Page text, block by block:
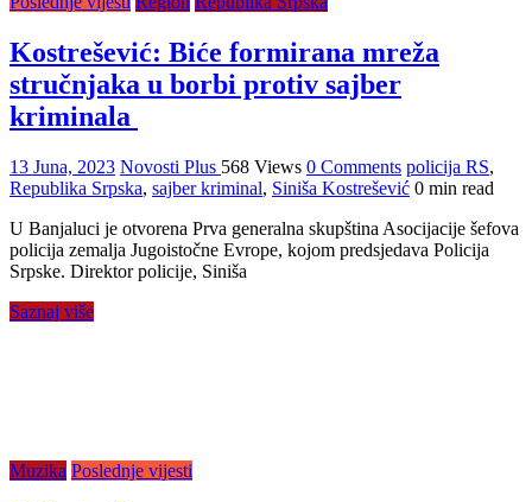
Kostrešević: Biće formirana mreža
stručnjaka u borbi protiv sajber
kriminala
13 Juna, 2023 Novosti Plus 568 Views 0 Comments policija RS,
Republika Srpska, sajber kriminal, Siniša Kostrešević 0 min read
U Banjaluci je otvorena Prva generalna skupština Asocijacije šefova
policija zemalja Jugoistočne Evrope, kojom predsjedava Policija
Srpske. Direktor policije, Siniša
Saznaj više
Muzika Poslednje vijesti